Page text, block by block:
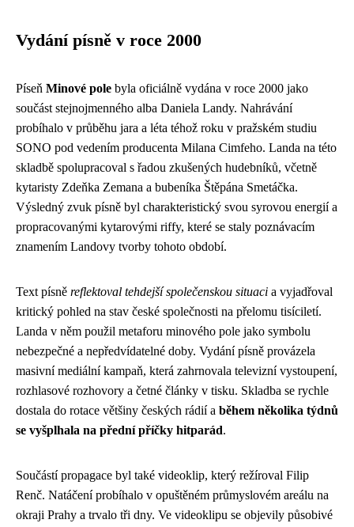
Vydání písně v roce 2000
Píseň Minové pole byla oficiálně vydána v roce 2000 jako
součást stejnojmenného alba Daniela Landy. Nahrávání
probíhalo v průběhu jara a léta téhož roku v pražském studiu
SONO pod vedením producenta Milana Cimfeho. Landa na této
skladbě spolupracoval s řadou zkušených hudebníků, včetně
kytaristy Zdeňka Zemana a bubeníka Štěpána Smetáčka.
Výsledný zvuk písně byl charakteristický svou syrovou energií a
propracovanými kytarovými riffy, které se staly poznávacím
znamením Landovy tvorby tohoto období.
Text písně reflektoval tehdejší společenskou situaci a vyjadřoval
kritický pohled na stav české společnosti na přelomu tisíciletí.
Landa v něm použil metaforu minového pole jako symbolu
nebezpečné a nepředvídatelné doby. Vydání písně provázela
masivní mediální kampaň, která zahrnovala televizní vystoupení,
rozhlasové rozhovory a četné články v tisku. Skladba se rychle
dostala do rotace většiny českých rádií a během několika týdnů
se vyšplhala na přední příčky hitparád.
Součástí propagace byl také videoklip, který režíroval Filip
Renč. Natáčení probíhalo v opuštěném průmyslovém areálu na
okraji Prahy a trvalo tři dny. Ve videoklipu se objevily působivé